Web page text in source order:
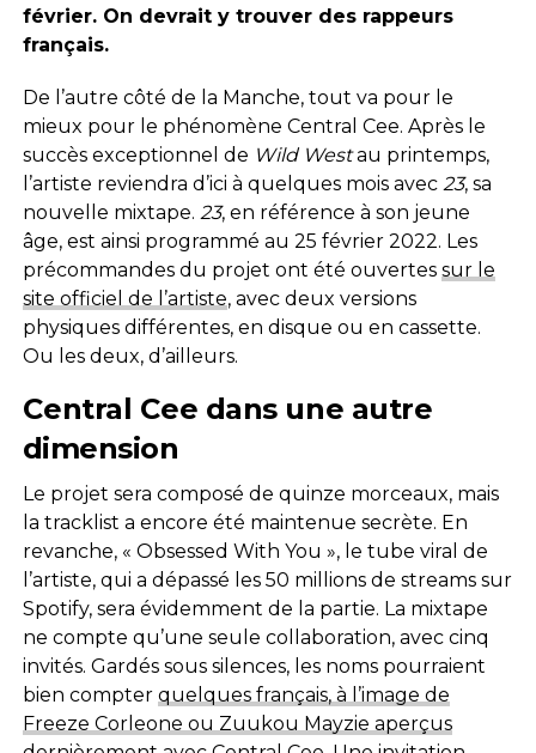
février. On devrait y trouver des rappeurs
français.
De l’autre côté de la Manche, tout va pour le
mieux pour le phénomène Central Cee. Après le
succès exceptionnel de Wild Westau printemps,
l’artiste reviendra d’ici à quelques mois avec 23, sa
nouvelle mixtape. 23, en référence à son jeune
âge, est ainsi programmé au 25 février 2022. Les
précommandes du projet ont été ouvertes sur le
site officiel de l’artiste, avec deux versions
physiques différentes, en disque ou en cassette.
Ou les deux, d’ailleurs.
Central Cee dans une autre
dimension
Le projet sera composé de quinze morceaux, mais
la tracklist a encore été maintenue secrète. En
revanche, « Obsessed With You », le tube viral de
l’artiste, qui a dépassé les 50 millions de streams sur
Spotify, sera évidemment de la partie. La mixtape
ne compte qu’une seule collaboration, avec cinq
invités. Gardés sous silences, les noms pourraient
bien compter quelques français, à l’image de
Freeze Corleone ou Zuukou Mayzie aperçus